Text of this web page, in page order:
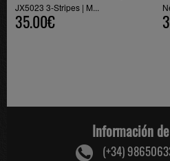
JX5023 3-Stripes | M...
35.00€
Información
(+34)